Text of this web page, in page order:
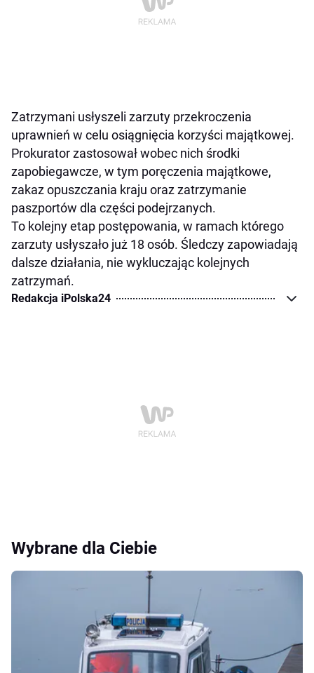
Zatrzymani usłyszeli zarzuty przekroczenia
uprawnień w celu osiągnięcia korzyści majątkowej.
Prokurator zastosował wobec nich środki
zapobiegawcze, w tym poręczenia majątkowe,
zakaz opuszczania kraju oraz zatrzymanie
paszportów dla części podejrzanych.
To kolejny etap postępowania, w ramach którego
zarzuty usłyszało już 18 osób. Śledczy zapowiadają
dalsze działania, nie wykluczając kolejnych
zatrzymań.
Redakcja iPolska24
Wybrane dla Ciebie